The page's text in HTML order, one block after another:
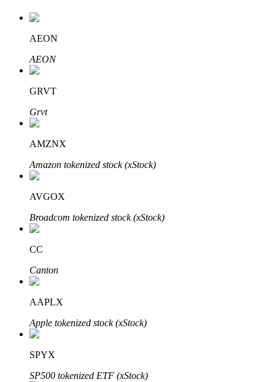
Auto Invest
Grijp langetermijnwinst en flexibele belangen
Leer staken
Meer informatie over het verdienen van passief inkomen
Bitrue
AEON
AEON
GRVT
Grvt
AMZNX
Amazon tokenized stock (xStock)
AVGOX
Broadcom tokenized stock (xStock)
CC
Canton
AAPLX
Apple tokenized stock (xStock)
SPYX
SP500 tokenized ETF (xStock)